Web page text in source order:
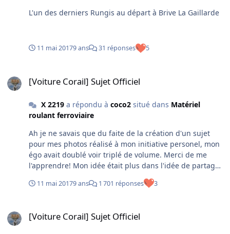
L'un des derniers Rungis au départ à Brive La Gaillarde
11 mai 20179 ans 31 réponses 5
[Voiture Corail] Sujet Officiel
X 2219a répondu à coco2situé dans Matériel
roulant ferroviaire
Ah je ne savais que du faite de la création d'un sujet
pour mes photos réalisé à mon initiative personel, mon
égo avait doublé voir triplé de volume. Merci de me
l'apprendre! Mon idée était plus dans l'idée de partager
11 mai 20179 ans 1 701 réponses 3
[Voiture Corail] Sujet Officiel